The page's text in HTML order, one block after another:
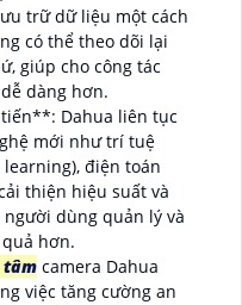
trữ dữ liệu một cách
có thể theo dõi lại
giúp cho công tác
dàng hơn.
Dahua liên tục
mới như trí tuệ
learning), điện toán
thiện hiệu suất và
dùng quản lý và
hơn.
tâm camera Dahua
việc tăng cường an